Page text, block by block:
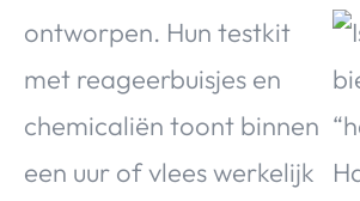
Huis & Tuin
Nieuws & Media
Over Valerie
ontworpen. Hun testkit
met reageerbuisjes en
chemicaliën toont binnen
een uur of vlees werkelijk